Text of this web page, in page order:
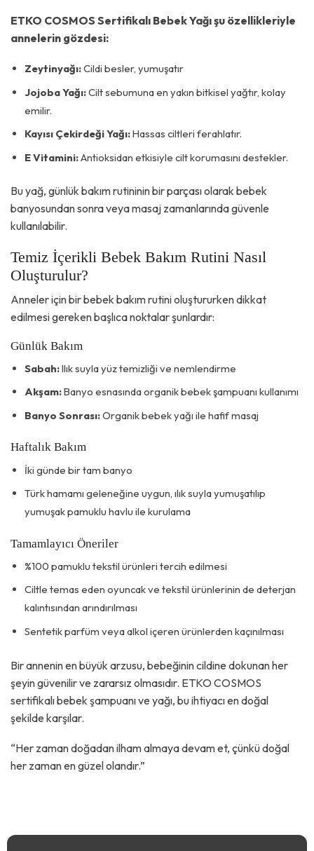
ETKO COSMOS Sertifikalı Bebek Yağı şu özellikleriyle
annelerin gözdesi:
Zeytinyağı:Cildi besler, yumuşatır
Jojoba Yağı:Cilt sebumuna en yakın bitkisel yağtır, kolay
emilir.
Kayısı Çekirdeği Yağı:Hassas ciltleri ferahlatır.
E Vitamini:Antioksidan etkisiyle cilt korumasını destekler.
Bu yağ, günlük bakım rutininin bir parçası olarak bebek
banyosundan sonra veya masaj zamanlarında güvenle
kullanılabilir.
Temiz İçerikli Bebek Bakım Rutini Nasıl
Oluşturulur?
Anneler için bir bebek bakım rutini oluştururken dikkat
edilmesi gereken başlıca noktalar şunlardır:
Günlük Bakım
Sabah:Ilık suyla yüz temizliği ve nemlendirme
Akşam:Banyo esnasında organik bebek şampuanı kullanımı
Banyo Sonrası:Organik bebek yağı ile hafif masaj
Haftalık Bakım
İki günde bir tam banyo
Türk hamamı geleneğine uygun, ılık suyla yumuşatılıp
yumuşak pamuklu havlu ile kurulama
Tamamlayıcı Öneriler
%100 pamuklu tekstil ürünleri tercih edilmesi
Ciltle temas eden oyuncak ve tekstil ürünlerinin de deterjan
kalıntısından arındırılması
Sentetik parfüm veya alkol içeren ürünlerden kaçınılması
Bir annenin en büyük arzusu, bebeğinin cildine dokunan her
şeyin güvenilir ve zararsız olmasıdır. ETKO COSMOS
sertifikalı bebek şampuanı ve yağı, bu ihtiyacı en doğal
şekilde karşılar.
“Her zaman doğadan ilham almaya devam et, çünkü doğal
her zaman en güzel olandır.”